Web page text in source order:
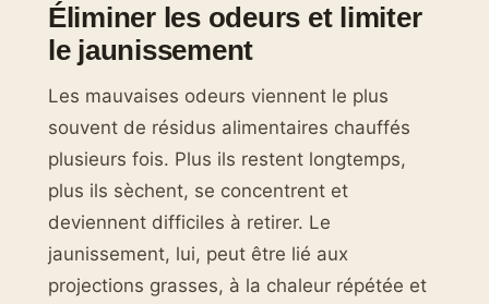
Éliminer les odeurs et limiter
le jaunissement
Les mauvaises odeurs viennent le plus
souvent de résidus alimentaires chauffés
plusieurs fois. Plus ils restent longtemps,
plus ils sèchent, se concentrent et
deviennent difficiles à retirer. Le
jaunissement, lui, peut être lié aux
projections grasses, à la chaleur répétée et